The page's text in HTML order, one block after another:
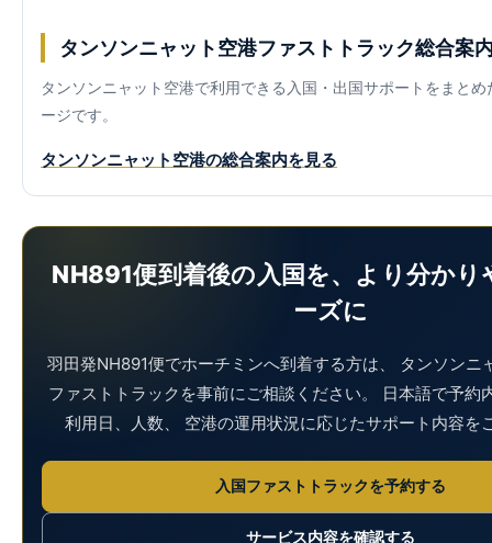
タンソンニャット空港ファストトラック総合案
タンソンニャット空港で利用できる入国・出国サポートをまと
ージです。
タンソンニャット空港の総合案内を見る
NH891便到着後の入国を、より分かり
ーズに
羽田発NH891便でホーチミンへ到着する方は、 タンソンニ
ファストトラックを事前にご相談ください。 日本語で予約
利用日、人数、 空港の運用状況に応じたサポート内容を
入国ファストトラックを予約する
サービス内容を確認する